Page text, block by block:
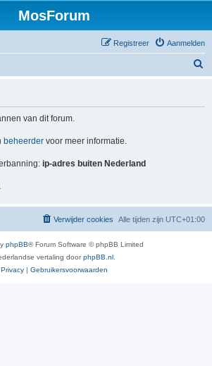
MosForum
Aanmelden
Registreer
van dit forum.
beheerder voor meer informatie.
ip-adres buiten Nederland
Alle tijden zijn UTC+01:00
Verwijder cookies
phpBB® Forum Software © phpBB Limited
vertaling doorphpBB.nl
Privacy | Gebruikersvoorwaarden